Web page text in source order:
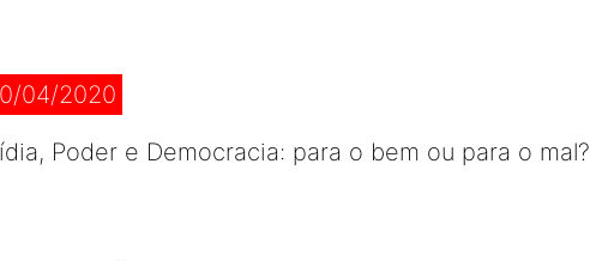
04/2020
Poder e Democracia: para o bem ou para o mal?